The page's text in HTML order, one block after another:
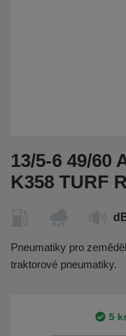
13/5-6 49/60
K358 TURF
Pneumatiky pro
traktorové pneumatiky.
5